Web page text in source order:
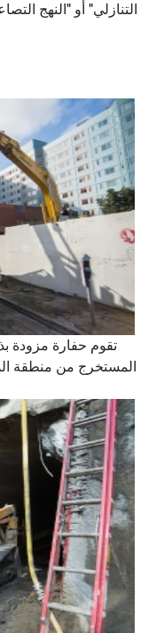
التنازلي" أو "النهج
تقوم حفارة مزودة
المستخرج من منطقة